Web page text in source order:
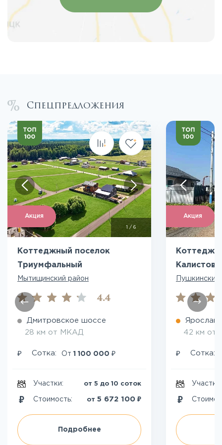
Спецпредложения
Акция
1 / 6
Коттеджный поселок
Триумфальный
Мытищинский район
4.4
Дмитровское шоссе
28 км от МКАД
₽ Сотка: От 1 100 000 ₽
Участки: от 5 до 10 соток
Стоимость: от 5 672 100 ₽
Подробнее
Акция
Калистово
Пушкинский
42 км от
₽ Сотка:
Участки: